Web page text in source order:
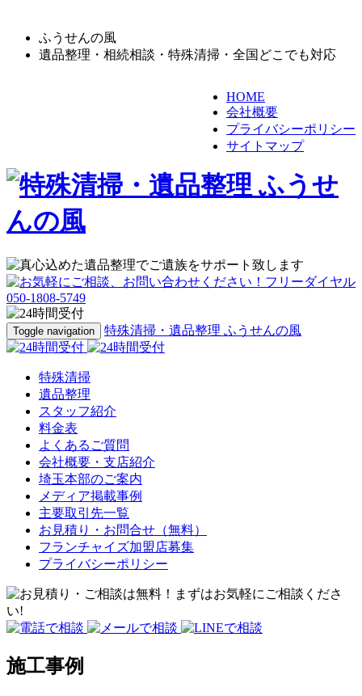
ふうせんの風
遺品整理・相続相談・特殊清掃・全国どこでも対応
HOME
会社概要
プライバシーポリシー
サイトマップ
Toggle navigation 特殊清掃・遺品整理 ふうせんの風
特殊清掃
遺品整理
スタッフ紹介
料金表
よくあるご質問
会社概要・支店紹介
埼玉本部のご案内
メディア掲載事例
主要取引先一覧
お見積り・お問合せ（無料）
フランチャイズ加盟店募集
プライバシーポリシー
施工事例